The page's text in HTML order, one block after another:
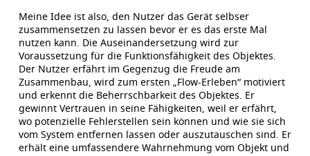
Meine Idee ist also, den Nutzer das Gerät selbser
zusammensetzen zu lassen bevor er es das erste Mal
nutzen kann. Die Auseinandersetzung wird zur
Voraussetzung für die Funktionsfähigkeit des Objektes.
Der Nutzer erfährt im Gegenzug die Freude am
Zusammenbau, wird zum ersten „Flow-Erleben“ motiviert
und erkennt die Beherrschbarkeit des Objektes. Er
gewinnt Vertrauen in seine Fähigkeiten, weil er erfährt,
wo potenzielle Fehlerstellen sein können und wie sie sich
vom System entfernen lassen oder auszutauschen sind. Er
erhält eine umfassendere Wahrnehmung vom Objekt und